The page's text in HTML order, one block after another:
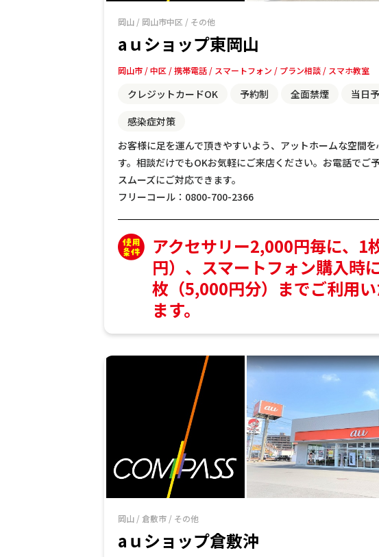
岡山 / 岡山市中区 / その他
aｕショップ東岡山
岡山市 中区 携帯電話 スマートフォン プラン相談 スマホ教室
クレジットカードOK 予約制 全面禁煙
当日
感染症対策
お客様に足を運んで頂きやすいよう、アットホームな空間を
す。相談だけでもOKお気軽にご来店ください。お電話でご
スムーズにご対応できます。
フリーコール：0800-700-2366
アクセサリー2,000円毎に、1
円）、スマートフォン購入時
枚（5,000円分）までご利用
ます。
岡山 / 倉敷市 / その他
aｕショップ倉敷沖